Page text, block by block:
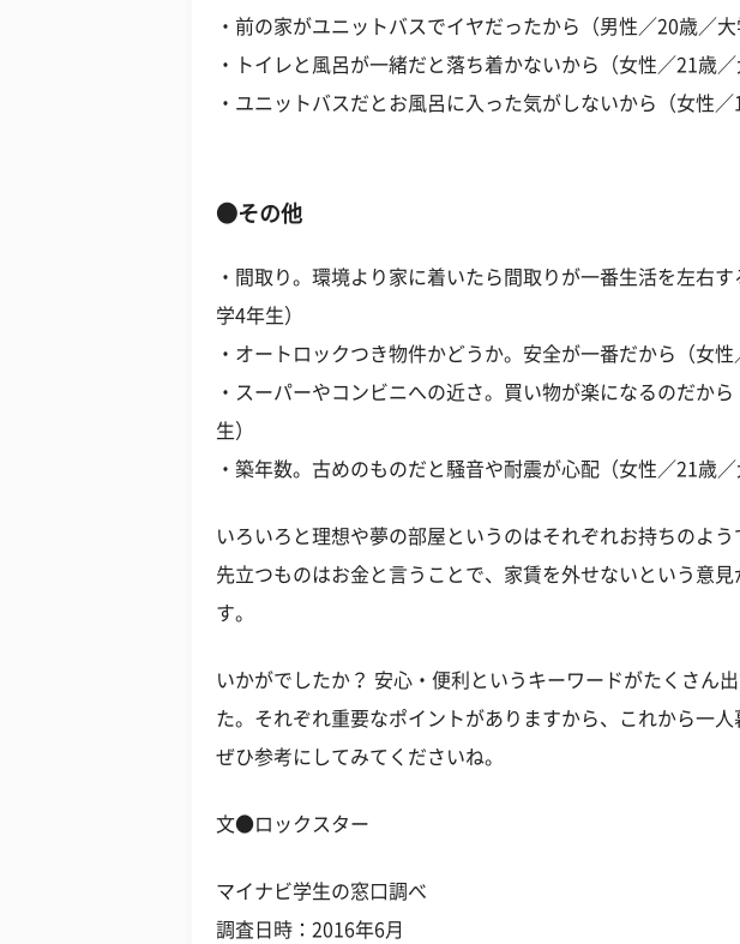
・前の家がユニットバスでイヤだったから（男性／20歳／大
・トイレと風呂が一緒だと落ち着かないから（女性／21歳／
・ユニットバスだとお風呂に入った気がしないから（女性／
●その他
・間取り。環境より家に着いたら間取りが一番生活を左右
学4年生）
・オートロックつき物件かどうか。安全が一番だから（女性
・スーパーやコンビニへの近さ。買い物が楽になるのだか
生）
・築年数。古めのものだと騒音や耐震が心配（女性／21歳／
いろいろと理想や夢の部屋というのはそれぞれお持ちのよ
先立つものはお金と言うことで、家賃を外せないという意見
す。
いかがでしたか？ 安心・便利というキーワードがたくさん
た。それぞれ重要なポイントがありますから、これから一
ぜひ参考にしてみてくださいね。
文●ロックスター
マイナビ学生の窓口調べ
調査日時：2016年6月